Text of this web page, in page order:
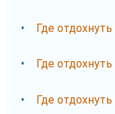
Где
Где
Где